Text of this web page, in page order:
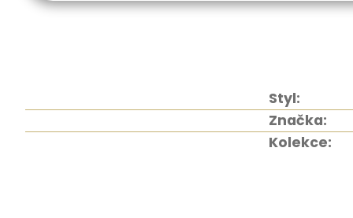
Styl:
Značka:
Kolekce: